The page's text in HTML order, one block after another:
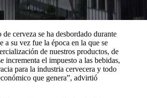
cerveza se ha desbordado durante
a su vez fue la época en la que se
de nuestros productos, de
incrementa el impuesto a las bebidas,
para la industria cervecera y todo
que genera”, advirtió